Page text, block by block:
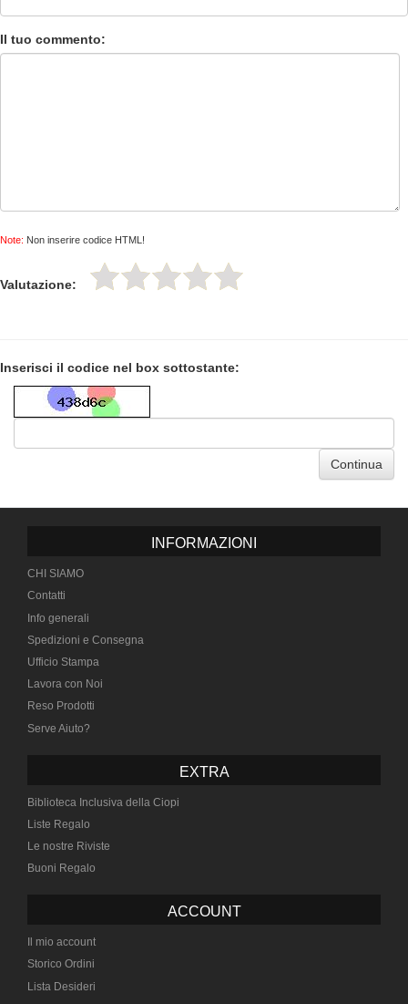
Il tuo commento:
Note: Non inserire codice HTML!
Valutazione:
Inserisci il codice nel box sottostante:
Continua
INFORMAZIONI
CHI SIAMO
Contatti
Info generali
Spedizioni e Consegna
Ufficio Stampa
Lavora con Noi
Reso Prodotti
Serve Aiuto?
EXTRA
Biblioteca Inclusiva della Ciopi
Liste Regalo
Le nostre Riviste
Buoni Regalo
ACCOUNT
Il mio account
Storico Ordini
Lista Desideri